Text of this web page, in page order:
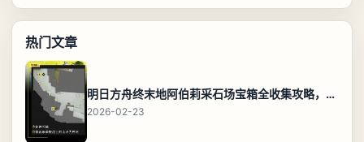
热门文章
明日方舟终末地阿伯莉采石场宝箱全收集攻略，全点位分布图与路线
2026-02-23